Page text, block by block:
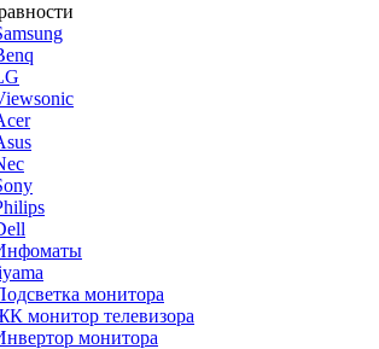
монитора
монитор телевизора
монитора